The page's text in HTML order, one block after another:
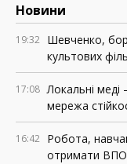
Новини
19:32 Шевченко,
культових
17:08 Локальні меді
мережа
16:42 Робота,
отримати ВПО